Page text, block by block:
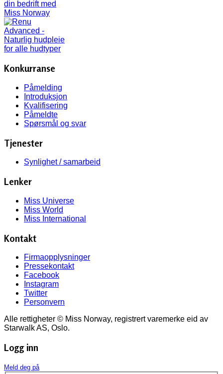
Konkurranse
Påmelding
Introduksjon
Kvalifisering
Påmeldte
Spørsmål og svar
Tjenester
Synlighet / samarbeid
Lenker
Miss Universe
Miss World
Miss International
Kontakt
Firmaopplysninger
Pressekontakt
Facebook
Instagram
Twitter
Personvern
Alle rettigheter © Miss Norway, registrert varemerke eid av
Starwalk AS, Oslo.
Logg inn
Meld deg på